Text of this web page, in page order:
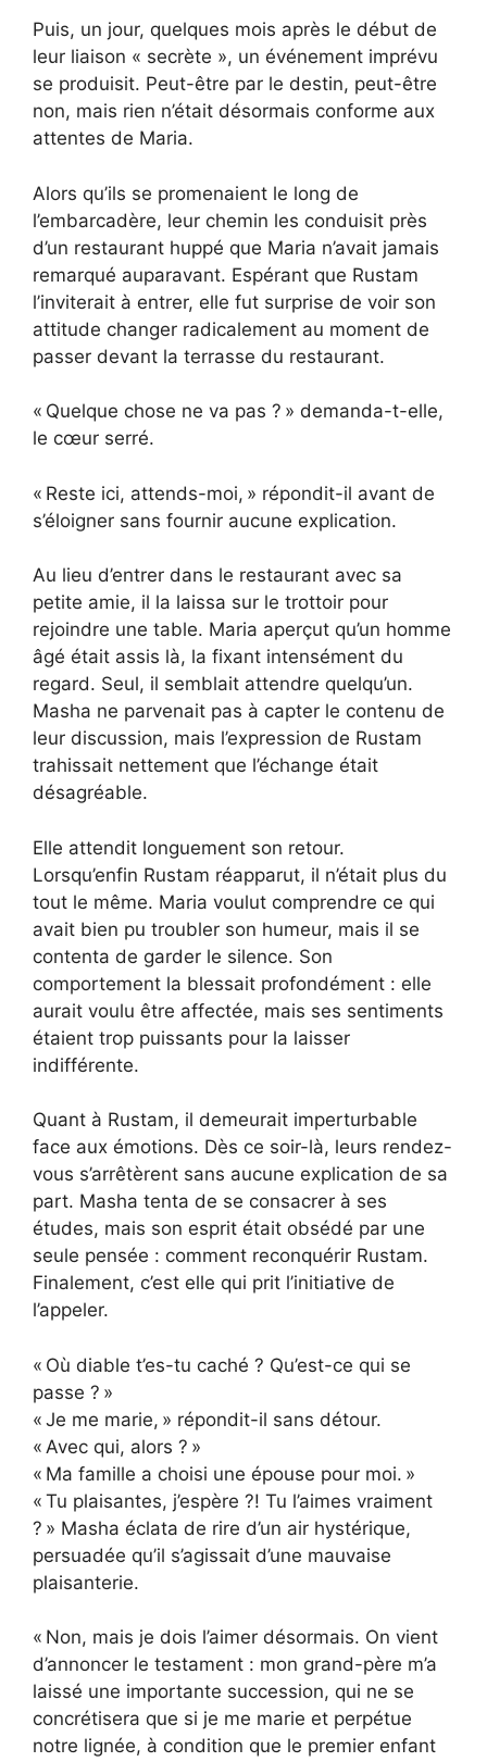
Puis, un jour, quelques mois après le début de
leur liaison « secrète », un événement imprévu
se produisit. Peut-être par le destin, peut-être
non, mais rien n’était désormais conforme aux
attentes de Maria.
Alors qu’ils se promenaient le long de
l’embarcadère, leur chemin les conduisit près
d’un restaurant huppé que Maria n’avait jamais
remarqué auparavant. Espérant que Rustam
l’inviterait à entrer, elle fut surprise de voir son
attitude changer radicalement au moment de
passer devant la terrasse du restaurant.
« Quelque chose ne va pas ? » demanda-t-elle,
le cœur serré.
« Reste ici, attends-moi, » répondit-il avant de
s’éloigner sans fournir aucune explication.
Au lieu d’entrer dans le restaurant avec sa
petite amie, il la laissa sur le trottoir pour
rejoindre une table. Maria aperçut qu’un homme
âgé était assis là, la fixant intensément du
regard. Seul, il semblait attendre quelqu’un.
Masha ne parvenait pas à capter le contenu de
leur discussion, mais l’expression de Rustam
trahissait nettement que l’échange était
désagréable.
Elle attendit longuement son retour.
Lorsqu’enfin Rustam réapparut, il n’était plus du
tout le même. Maria voulut comprendre ce qui
avait bien pu troubler son humeur, mais il se
contenta de garder le silence. Son
comportement la blessait profondément : elle
aurait voulu être affectée, mais ses sentiments
étaient trop puissants pour la laisser
indifférente.
Quant à Rustam, il demeurait imperturbable
face aux émotions. Dès ce soir-là, leurs rendez-
vous s’arrêtèrent sans aucune explication de sa
part. Masha tenta de se consacrer à ses
études, mais son esprit était obsédé par une
seule pensée : comment reconquérir Rustam.
Finalement, c’est elle qui prit l’initiative de
l’appeler.
« Où diable t’es-tu caché ? Qu’est-ce qui se
passe ? »
« Je me marie, » répondit-il sans détour.
« Avec qui, alors ? »
« Ma famille a choisi une épouse pour moi. »
« Tu plaisantes, j’espère ?! Tu l’aimes vraiment
? » Masha éclata de rire d’un air hystérique,
persuadée qu’il s’agissait d’une mauvaise
plaisanterie.
« Non, mais je dois l’aimer désormais. On vient
d’annoncer le testament : mon grand-père m’a
laissé une importante succession, qui ne se
concrétisera que si je me marie et perpétue
notre lignée, à condition que le premier enfant